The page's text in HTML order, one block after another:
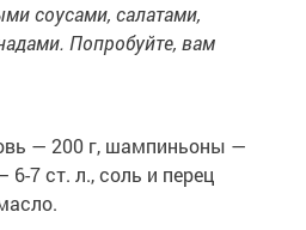
соусами, салатами,
Попробуйте, вам
— 200 г, шампиньоны —
6-7 ст. л., соль и перец